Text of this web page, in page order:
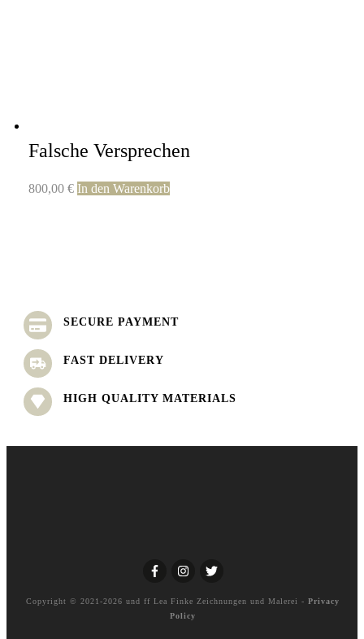
Falsche Versprechen
800,00 € In den Warenkorb
SECURE PAYMENT
FAST DELIVERY
HIGH QUALITY MATERIALS
Copyright © 2021-2026 und ff Lea Finke Zeichnungen und Malerei - Privacy
Policy